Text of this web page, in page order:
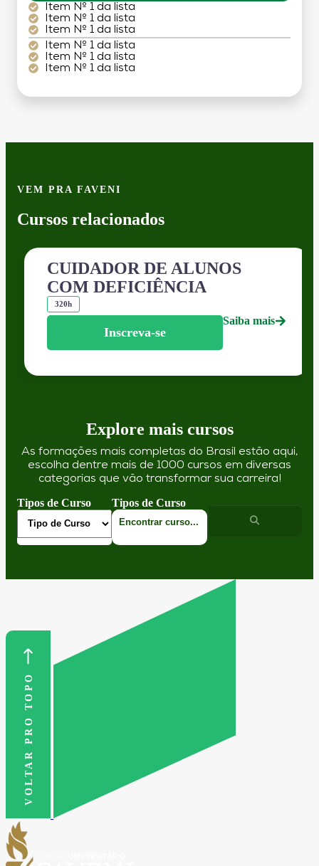
Item Nº 1 da lista
Item Nº 1 da lista
Item Nº 1 da lista
Item Nº 1 da lista
Item Nº 1 da lista
Item Nº 1 da lista
VEM PRA FAVENI
Cursos relacionados
CUIDADOR DE ALUNOS
COM DEFICIÊNCIA
320h
Inscreva-se
Saiba mais
Explore mais cursos
As formações mais completas do Brasil estão aqui,
escolha dentre mais de 1000 cursos em diversas
categorias que vão transformar sua carreira!
Tipos de Curso Tipos de Curso
VOLTAR PRO TOPO